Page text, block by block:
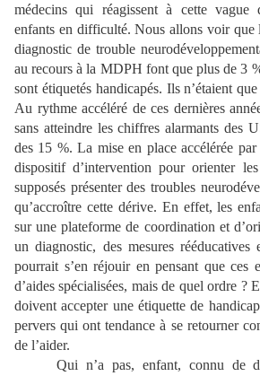
médecins qui réagissent à cette vague
enfants en difficulté. Nous allons voir que
diagnostic de trouble
au recours à la MDPH font que plus de 3
sont étiquetés handicapés. Ils n’étaient
Au rythme accéléré de ces dernières
sans atteindre les chiffres alarmants des
des 15 %. La mise en place accélérée
dispositif d’intervention pour orienter
supposés présenter des troubles
qu’accroître cette dérive. En effet, les
sur une plateforme de coordination et
un diagnostic, des mesures rééducatives
pourrait s’en réjouir en pensant que ces
d’aides spécialisées, mais de quel ordre ?
doivent accepter une étiquette de
pervers qui ont tendance à se retourner
de l’aider.
Qui n’a pas, enfant, connu de